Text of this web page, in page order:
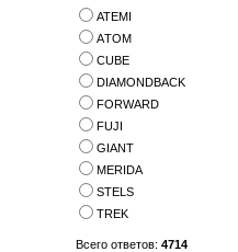
ATEMI
АTOM
CUBE
DIAMONDBACK
FORWARD
FUJI
GIANT
MERIDA
STELS
TREK
Всего ответов: 4714